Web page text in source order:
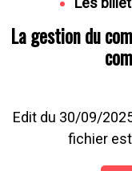
La gestion du
Edit du 30/09/
fichier